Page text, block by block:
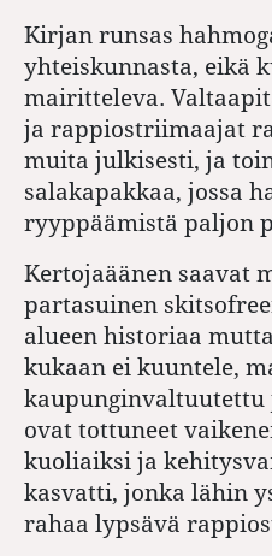
Kirjan runsas
yhteiskunnasta, eikä
mairitteleva.
ja rappiostriimaajat
muita julkisesti, ja
salakapakkaa, jossa
ryyppäämistä paljon
Kertojaäänen saavat
partasuinen
alueen historiaa
kukaan ei kuuntele,
kaupunginvaltuutettu
ovat tottuneet
kuoliaiksi ja
kasvatti, jonka lähin
rahaa lypsävä